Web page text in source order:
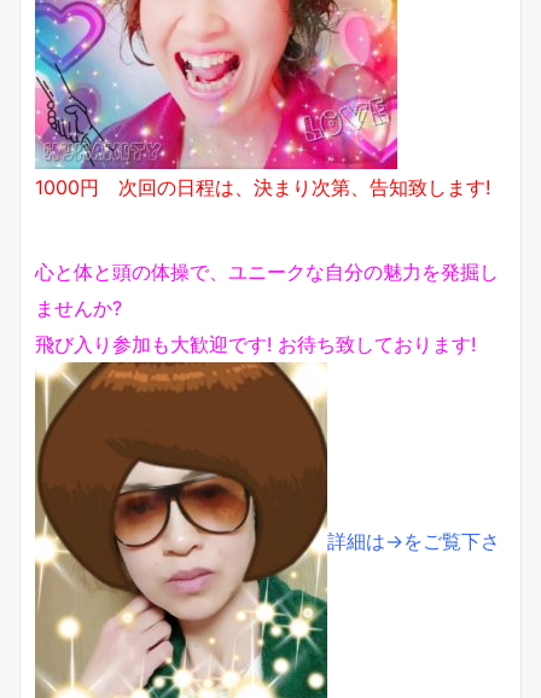
1000円 次回の日程は、決まり次第、告知致します!
心と体と頭の体操で、ユニークな自分の魅力を発掘し
ませんか?
飛び入り参加も大歓迎です! お待ち致しております!
詳細は→をご覧下さ